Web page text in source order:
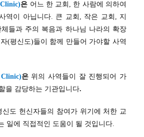
은 어느 한 교회, 한 사람에 의하여
역이 아닙니다. 큰 교회, 작은 교회, 지
들과 주의 복음과 하나님 나라의 확장
(평신도)들이 함께 만들어 가야할 사역
은위의 사역들이 잘 진행되어 가
을 감당하는 기관입니다.
신도 헌신자들의 참여가 위기에 처한 교
일에 직접적인 도움이 될 것입니다.